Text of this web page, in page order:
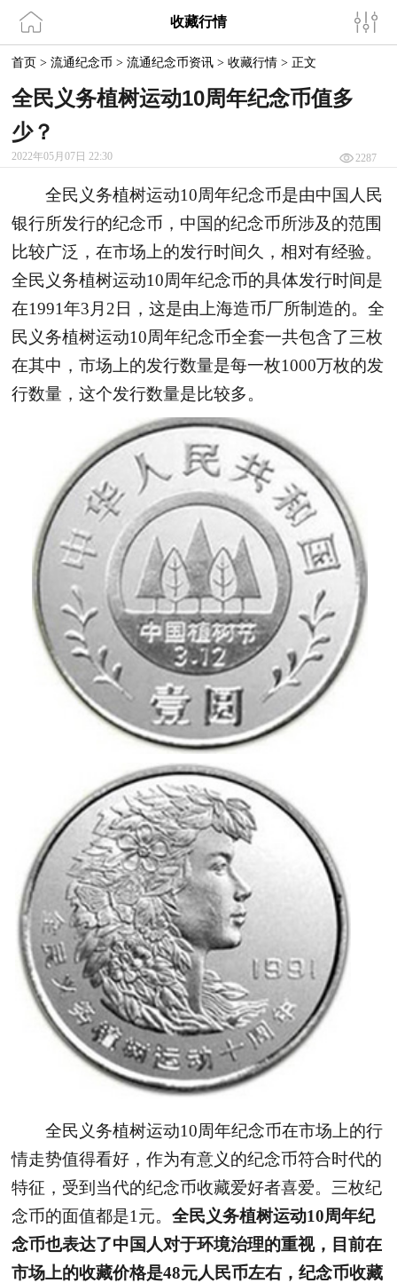
收藏行情
首页 > 流通纪念币 > 流通纪念币资讯 > 收藏行情> 正文
全民义务植树运动10周年纪念币值多
少？
2022年05月07日 22:30 2287
全民义务植树运动10周年纪念币是由中国人民
银行所发行的纪念币，中国的纪念币所涉及的范围
比较广泛，在市场上的发行时间久，相对有经验。
全民义务植树运动10周年纪念币的具体发行时间是
在1991年3月2日，这是由上海造币厂所制造的。全
民义务植树运动10周年纪念币全套一共包含了三枚
在其中，市场上的发行数量是每一枚1000万枚的发
行数量，这个发行数量是比较多。
全民义务植树运动10周年纪念币在市场上的行
情走势值得看好，作为有意义的纪念币符合时代的
特征，受到当代的纪念币收藏爱好者喜爱。三枚纪
念币的面值都是1元。全民义务植树运动10周年纪
念币也表达了中国人对于环境治理的重视，目前在
市场上的收藏价格是48元人民币左右，纪念币收藏